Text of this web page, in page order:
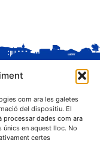
com ara les galetes
del dispositiu. El
processar dades com ara
en aquest lloc. No
certes